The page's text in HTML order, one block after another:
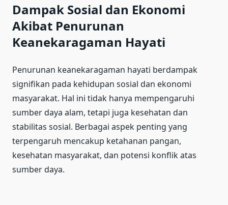
Dampak Sosial dan Ekonomi
Akibat Penurunan
Keanekaragaman Hayati
Penurunan keanekaragaman hayati berdampak
signifikan pada kehidupan sosial dan ekonomi
masyarakat. Hal ini tidak hanya mempengaruhi
sumber daya alam, tetapi juga kesehatan dan
stabilitas sosial. Berbagai aspek penting yang
terpengaruh mencakup ketahanan pangan,
kesehatan masyarakat, dan potensi konflik atas
sumber daya.